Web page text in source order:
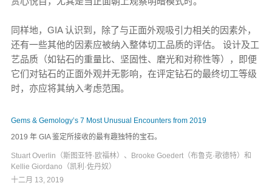
同样地，GIA 认识到，除了与正面外观吸引力相关的因素外，
还有一些其他的因素应被纳入整体切工品质的评估。 设计及工
艺品质（如钻石的重量比、坚固性、磨光和对称性等），即便
它们对钻石的正面外观并无影响，在评定钻石的最终切工等级
时，亦应将其纳入考虑范围。
Gems & Gemology’s 7 Most Unusual Encounters from 2019
2019 年 GIA 鉴定所接收的最有趣独特的宝石。
Stuart Overlin（斯图亚特·欧福林）、Brooke Goedert（布鲁克·歌德特）和
Kellie Giordano（凯利·佐丹奴）
十二月 13, 2019